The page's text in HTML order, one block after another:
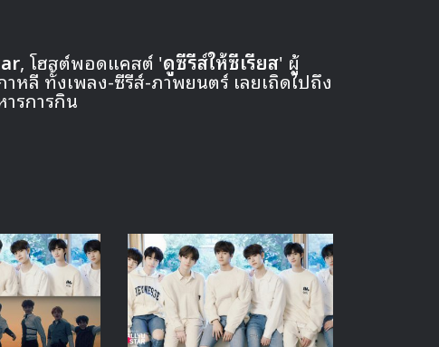
, โฮสต์พอดแคสต์ 'ดูซีรีส์ให้ซีเรียส' ผู้
หลี ทั้งเพลง-ซีรีส์-ภาพยนตร์ เลยเถิดไปถึง
รการกิน